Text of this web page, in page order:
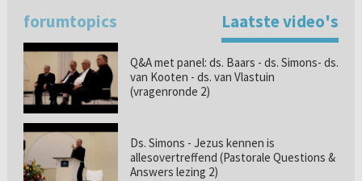
forumtopics Laatste video's
Q&A met panel: ds. Baars - ds. Simons- ds.
van Kooten - ds. van Vlastuin
(vragenronde 2)
Ds. Simons - Jezus kennen is
allesovertreffend (Pastorale Questions &
Answers lezing 2)